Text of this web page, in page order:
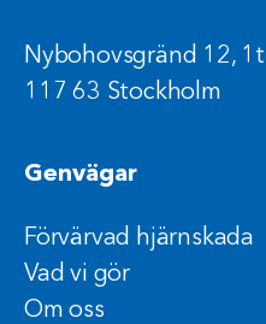
Nybohovsgränd 12,
117 63 Stockholm
Genvägar
Förvärvad hjärnskada
Vad vi gör
Om oss